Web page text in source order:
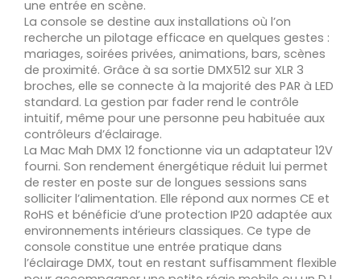
une entrée en scène.
La console se destine aux installations où l’on
recherche un pilotage efficace en quelques gestes :
mariages, soirées privées, animations, bars, scènes
de proximité. Grâce à sa sortie DMX512 sur XLR 3
broches, elle se connecte à la majorité des PAR à LED
standard. La gestion par fader rend le contrôle
intuitif, même pour une personne peu habituée aux
contrôleurs d’éclairage.
La Mac Mah DMX 12 fonctionne via un adaptateur 12V
fourni. Son rendement énergétique réduit lui permet
de rester en poste sur de longues sessions sans
solliciter l’alimentation. Elle répond aux normes CE et
RoHS et bénéficie d’une protection IP20 adaptée aux
environnements intérieurs classiques. Ce type de
console constitue une entrée pratique dans
l’éclairage DMX, tout en restant suffisamment flexible